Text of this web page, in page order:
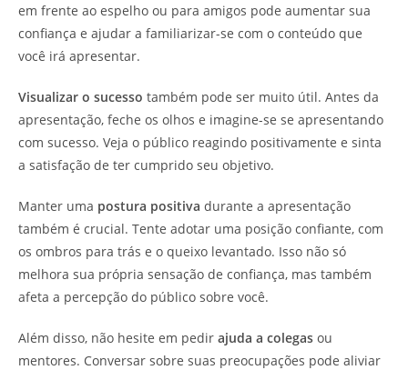
em frente ao espelho ou para amigos pode aumentar sua
confiança e ajudar a familiarizar-se com o conteúdo que
você irá apresentar.
Visualizar o sucesso também pode ser muito útil. Antes da
apresentação, feche os olhos e imagine-se se apresentando
com sucesso. Veja o público reagindo positivamente e sinta
a satisfação de ter cumprido seu objetivo.
Manter uma postura positiva durante a apresentação
também é crucial. Tente adotar uma posição confiante, com
os ombros para trás e o queixo levantado. Isso não só
melhora sua própria sensação de confiança, mas também
afeta a percepção do público sobre você.
Além disso, não hesite em pedir ajuda a colegas ou
mentores. Conversar sobre suas preocupações pode aliviar